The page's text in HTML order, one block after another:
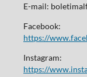
E-mail:
Facebook:
https://
Instagram:
https://